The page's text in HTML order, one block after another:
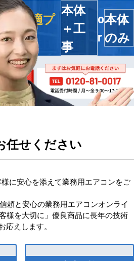
最適プ
す
本体
＋工
事
o
r
本体
のみ
任せください
に安心を添えて業務用エアコンをご
頼と安心の業務用エアコンオンライ
様を大切に」優良商品に長年の技術
応えします。